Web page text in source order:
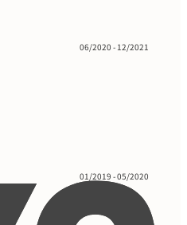
06/2020 - 12/2021
01/2019 - 05/2020